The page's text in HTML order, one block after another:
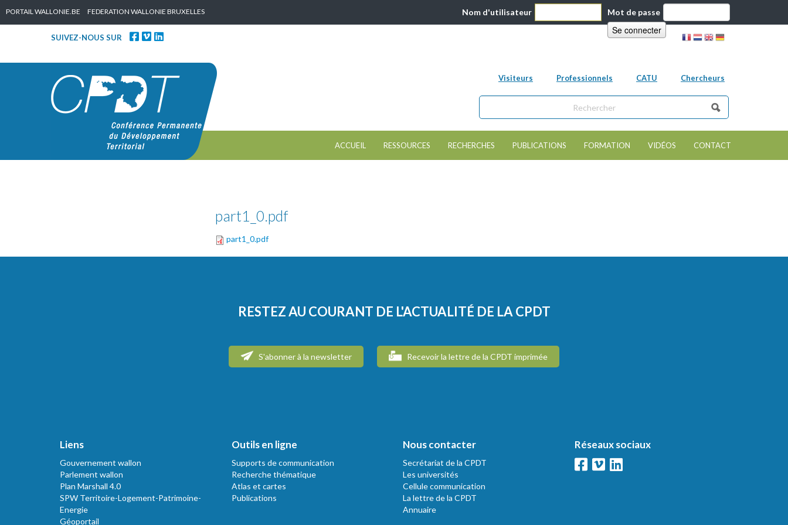
PORTAIL WALLONIE.BE FEDERATION WALLONIE BRUXELLES Nom d'utilisateur Mot de passe
SUIVEZ-NOUS SUR
Visiteurs Professionnels CATU Chercheurs
Formulaire de recherche
Chercher dans ce site
ACCUEIL RESSOURCES RECHERCHES PUBLICATIONS FORMATION VIDÉOS CONTACT
part1_0.pdf
part1_0.pdf
RESTEZ AU COURANT DE L'ACTUALITÉ DE LA CPDT
S'abonner à la newsletter Recevoir la lettre de la CPDT imprimée
Liens
Gouvernement wallon
Parlement wallon
Plan Marshall 4.0
SPW Territoire-Logement-Patrimoine-
Energie
Géoportail
Outils en ligne
Supports de communication
Recherche thématique
Atlas et cartes
Publications
Nous contacter
Secrétariat de la CPDT
Les universités
Cellule communication
La lettre de la CPDT
Annuaire
Réseaux sociaux